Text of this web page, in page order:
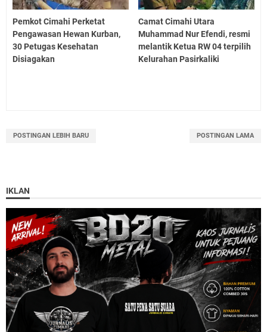
Pemkot Cimahi Perketat
Pengawasan Hewan Kurban,
30 Petugas Kesehatan
Disiagakan
Camat Cimahi Utara
Muhammad Nur Efendi, resmi
melantik Ketua RW 04 terpilih
Kelurahan Pasirkaliki
POSTINGAN LEBIH BARU POSTINGAN LAMA
IKLAN